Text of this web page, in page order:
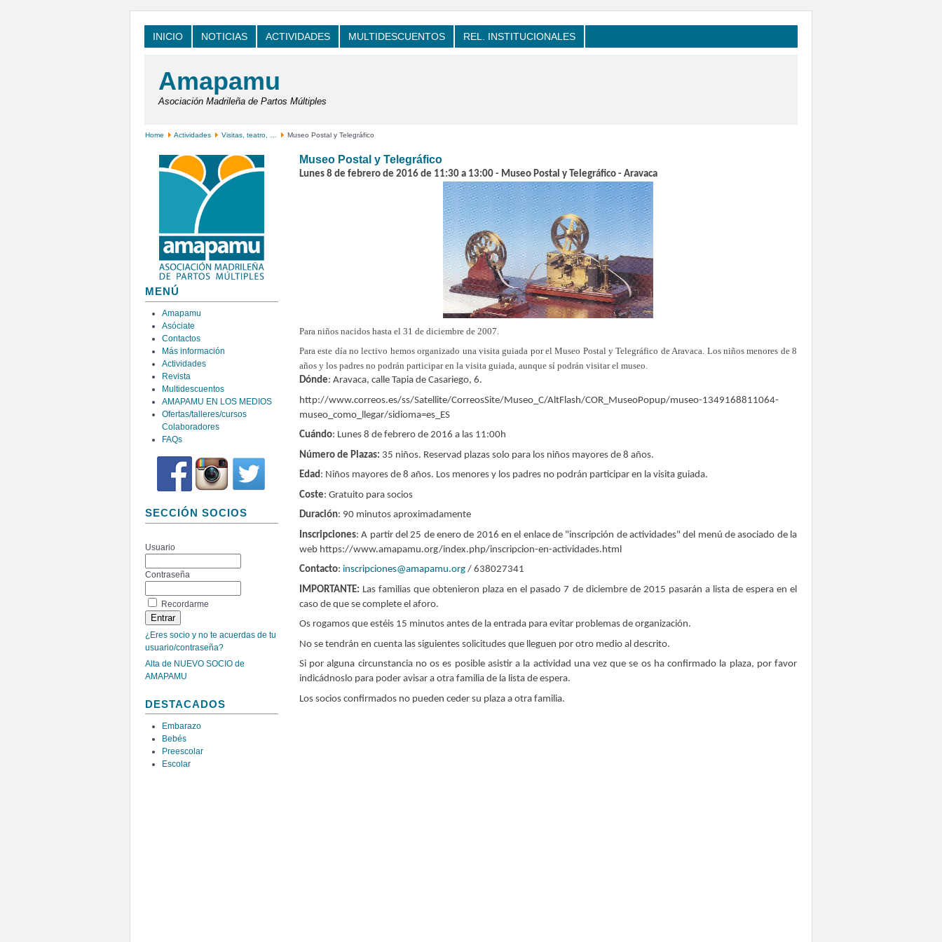
INICIO NOTICIAS ACTIVIDADES MULTIDESCUENTOS REL. INSTITUCIONALES
Amapamu
Asociación Madrileña de Partos Múltiples
Home Actividades Visitas, teatro, … Museo Postal y Telegráfico
MENÚ
Amapamu
Asóciate
Contactos
Más información
Actividades
Revista
Multidescuentos
AMAPAMU EN LOS MEDIOS
Ofertas/talleres/cursos
Colaboradores
FAQs
SECCIÓN SOCIOS
Usuario
Contraseña
Recordarme
¿Eres socio y no te acuerdas de tu
usuario/contraseña?
Alta de NUEVO SOCIO de
AMAPAMU
DESTACADOS
Embarazo
Bebés
Preescolar
Escolar
Museo Postal y Telegráfico
Lunes 8 de febrero de 2016 de 11:30 a 13:00 - Museo Postal y Telegráfico - Aravaca
Para niños nacidos hasta el 31 de diciembre de 2007.
Para este día no lectivo hemos organizado una visita guiada por el Museo Postal y Telegráfico de Aravaca. Los niños menores de 8
años y los padres no podrán participar en la visita guiada, aunque sí podrán visitar el museo.
Dónde: Aravaca, calle Tapia de Casariego, 6.
http://www.correos.es/ss/Satellite/CorreosSite/Museo_C/AltFlash/COR_MuseoPopup/museo-1349168811064-
museo_como_llegar/sidioma=es_ES
Cuándo: Lunes 8 de febrero de 2016 a las 11:00h
Número de Plazas: 35 niños. Reservad plazas solo para los niños mayores de 8 años.
Edad: Niños mayores de 8 años. Los menores y los padres no podrán participar en la visita guiada.
Coste: Gratuito para socios
Duración: 90 minutos aproximadamente
Inscripciones: A partir del 25 de enero de 2016 en el enlace de "inscripción de actividades" del menú de asociado de la
web https://www.amapamu.org/index.php/inscripcion-en-actividades.html
Contacto: inscripciones@amapamu.org / 638027341
IMPORTANTE: Las familias que obtenieron plaza en el pasado 7 de diciembre de 2015 pasarán a lista de espera en el
caso de que se complete el aforo.
Os rogamos que estéis 15 minutos antes de la entrada para evitar problemas de organización.
No se tendrán en cuenta las siguientes solicitudes que lleguen por otro medio al descrito.
Si por alguna circunstancia no os es posible asistir a la actividad una vez que se os ha confirmado la plaza, por favor
indicádnoslo para poder avisar a otra familia de la lista de espera.
Los socios confirmados no pueden ceder su plaza a otra familia.